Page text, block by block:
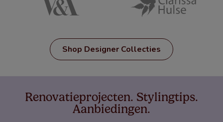
Shop Designer Collecties
Renovatieprojecten. Stylingtips.
Aanbiedingen.